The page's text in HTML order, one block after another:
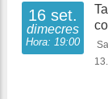
16 set.
dimecres
Hora: 19:00